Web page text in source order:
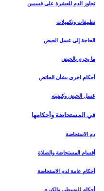
تجاوز الدم للعشرة على قسمين
تطبيقات وتكميلات
الحاجة إلى غسل الحيض
ما يحرم بالحيض
أحكام اخرى بشأن الحائض
غسل الحيض وكيفيته
في المستحاضة وأحكامها
دم الاستحاضة
أقسام المستحاضة والصلاة
أحكام عامة لدم الاستحاضة
أحكام للوسطى والكبرى